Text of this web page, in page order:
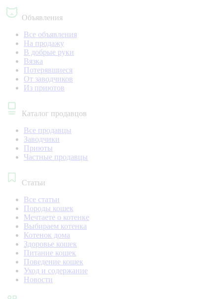
Объявления
Все объявления
На продажу
В добрые руки
Вязка
Потерявшиеся
От заводчиков
Из приютов
Каталог продавцов
Все продавцы
Заводчики
Приюты
Частные продавцы
Статьи
Все статьи
Породы кошек
Мечтаете о котенке
Выбираем котенка
Котенок дома
Здоровье кошек
Питание кошек
Поведение кошек
Уход и содержание
Новости